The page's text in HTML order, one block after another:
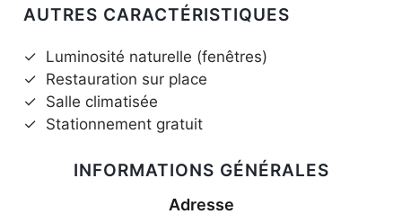
AUTRES CARACTÉRISTIQUES
✓ Luminosité naturelle (fenêtres)
✓ Restauration sur place
✓ Salle climatisée
✓ Stationnement gratuit
INFORMATIONS GÉNÉRALES
Adresse